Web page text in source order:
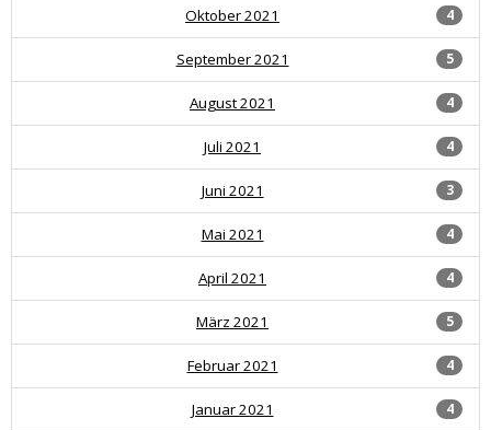
4
Oktober 2021
5
September 2021
4
August 2021
4
Juli 2021
3
Juni 2021
4
Mai 2021
4
April 2021
5
März 2021
4
Februar 2021
4
Januar 2021